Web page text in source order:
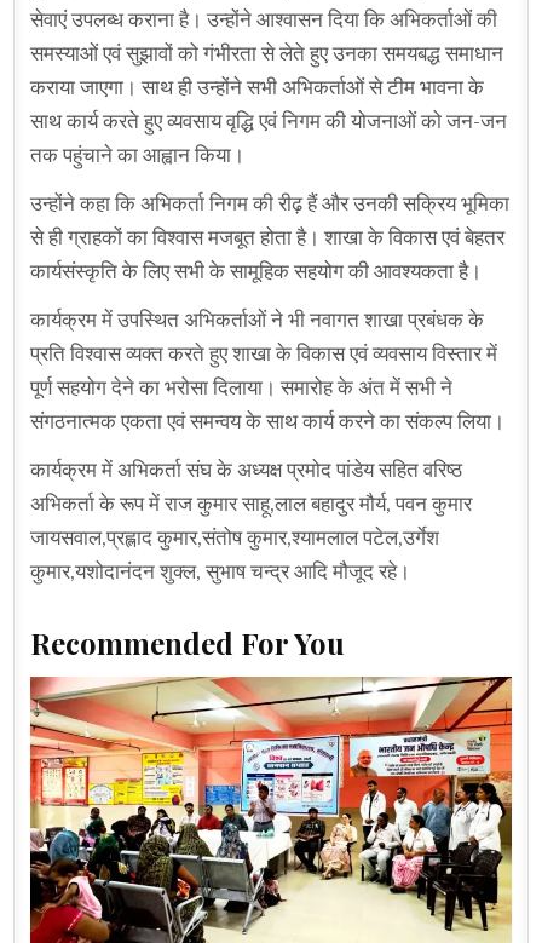
सेवाएं उपलब्ध कराना है। उन्होंने आश्वासन दिया कि अभिकर्ताओं की
समस्याओं एवं सुझावों को गंभीरता से लेते हुए उनका समयबद्ध समाधान
कराया जाएगा। साथ ही उन्होंने सभी अभिकर्ताओं से टीम भावना के
साथ कार्य करते हुए व्यवसाय वृद्धि एवं निगम की योजनाओं को जन-जन
तक पहुंचाने का आह्वान किया।
उन्होंने कहा कि अभिकर्ता निगम की रीढ़ हैं और उनकी सक्रिय भूमिका
से ही ग्राहकों का विश्वास मजबूत होता है। शाखा के विकास एवं बेहतर
कार्यसंस्कृति के लिए सभी के सामूहिक सहयोग की आवश्यकता है।
कार्यक्रम में उपस्थित अभिकर्ताओं ने भी नवागत शाखा प्रबंधक के
प्रति विश्वास व्यक्त करते हुए शाखा के विकास एवं व्यवसाय विस्तार में
पूर्ण सहयोग देने का भरोसा दिलाया। समारोह के अंत में सभी ने
संगठनात्मक एकता एवं समन्वय के साथ कार्य करने का संकल्प लिया।
कार्यक्रम में अभिकर्ता संघ के अध्यक्ष प्रमोद पांडेय सहित वरिष्ठ
अभिकर्ता के रूप में राज कुमार साहू,लाल बहादुर मौर्य, पवन कुमार
जायसवाल,प्रह्लाद कुमार,संतोष कुमार,श्यामलाल पटेल,उर्गेश
कुमार,यशोदानंदन शुक्ल, सुभाष चन्द्र आदि मौजूद रहे।
Recommended For You